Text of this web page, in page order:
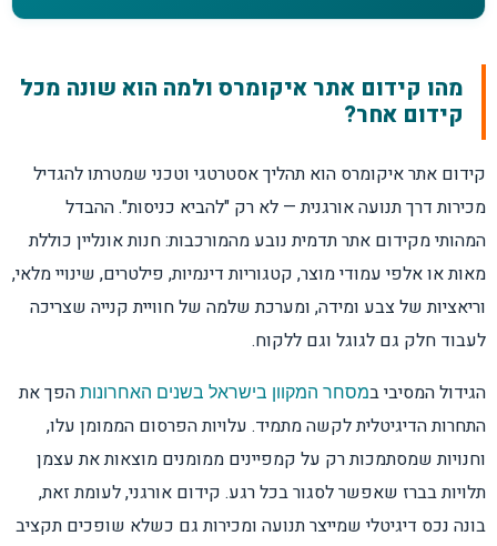
קידום אחר?
איך מקדמים אתר איקומרס בגוגל? תהליך
מה חייב להופיע בכל עמוד מוצר כדי שיתקדם?
האם פילטרים וסינונים בחנות פוגעים בקידום?
מוצר נגמר מהמלאי — מה עושים עם העמוד?
מהו קידום אתר איקומרס ולמה הוא שונה מכל
קידום אחר?
קידום אתר איקומרס הוא תהליך אסטרטגי וטכני שמטרתו להגדיל
מכירות דרך תנועה אורגנית — לא רק "להביא כניסות". ההבדל
המהותי מקידום אתר תדמית נובע מהמורכבות: חנות אונליין כוללת
מאות או אלפי עמודי מוצר, קטגוריות דינמיות, פילטרים, שינויי מלאי,
וריאציות של צבע ומידה, ומערכת שלמה של חוויית קנייה שצריכה
לעבוד חלק גם לגוגל וגם ללקוח.
הגידול המסיבי במסחר המקוון בישראל בשנים האחרונות הפך את
התחרות הדיגיטלית לקשה מתמיד. עלויות הפרסום הממומן עלו,
וחנויות שמסתמכות רק על קמפיינים ממומנים מוצאות את עצמן
תלויות בברז שאפשר לסגור בכל רגע. קידום אורגני, לעומת זאת,
בונה נכס דיגיטלי שמייצר תנועה ומכירות גם כשלא שופכים תקציב